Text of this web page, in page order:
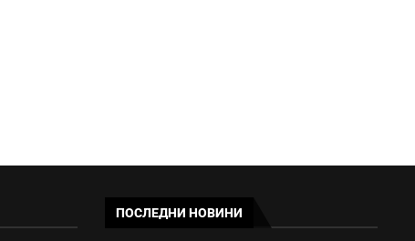
ПОСЛЕДНИ НОВИНИ